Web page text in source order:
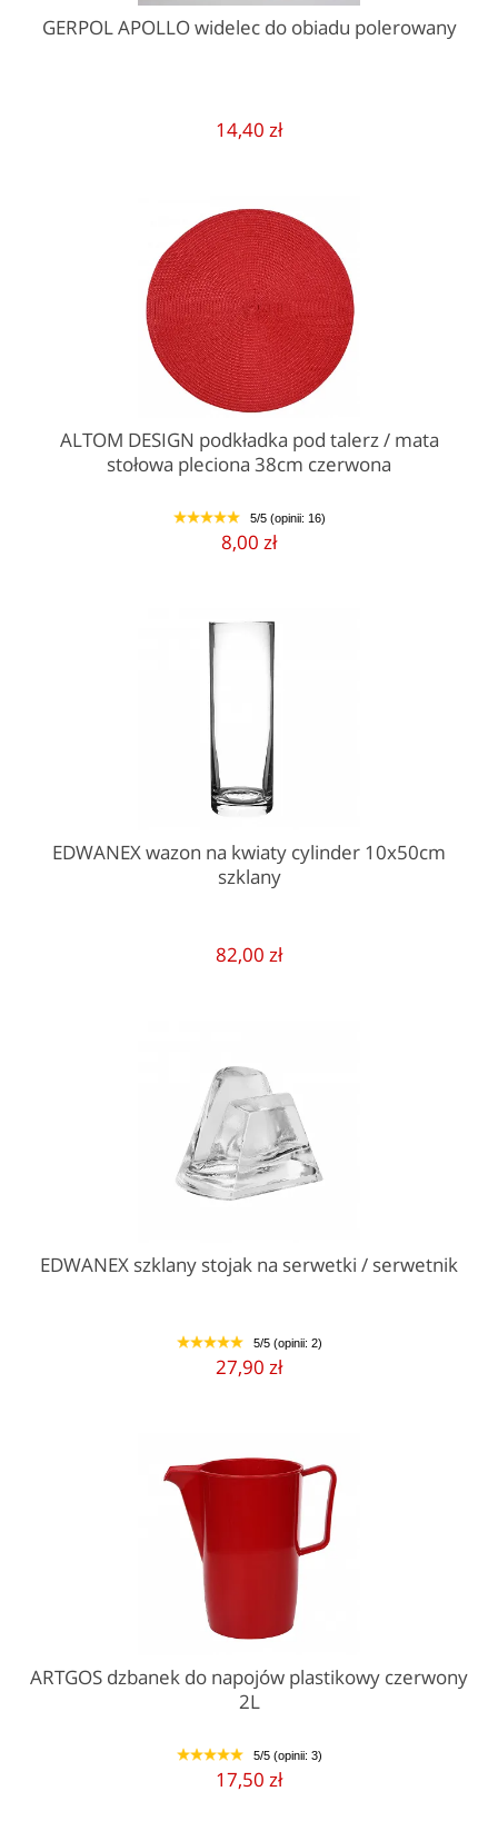
GERPOL APOLLO widelec do obiadu polerowany
14,40 zł
ALTOM DESIGN podkładka pod talerz / mata
stołowa pleciona 38cm czerwona
1 2 3 4 5 5/5 (opinii: 16)
8,00 zł
EDWANEX wazon na kwiaty cylinder 10x50cm
szklany
82,00 zł
EDWANEX szklany stojak na serwetki / serwetnik
1 2 3 4 5 5/5 (opinii: 2)
27,90 zł
ARTGOS dzbanek do napojów plastikowy czerwony
2L
1 2 3 4 5 5/5 (opinii: 3)
17,50 zł